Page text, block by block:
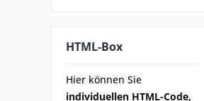
HTML-Box
Hier können Sie
individuellen HTML-Code,